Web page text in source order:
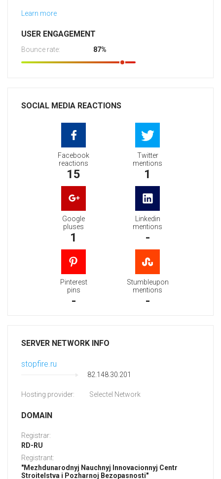
Learn more
USER ENGAGEMENT
Bounce rate: 87%
SOCIAL MEDIA REACTIONS
Facebook
reactions
15
Twitter
mentions
1
Google
pluses
1
Linkedin
mentions
-
Pinterest
pins
-
Stumbleupon
mentions
-
SERVER NETWORK INFO
stopfire.ru
82.148.30.201
Hosting provider: Selectel Network
DOMAIN
Registrar:
RD-RU
Registrant:
"Mezhdunarodnyj Nauchnyj Innovacionnyj Centr
Stroitelstva i Pozharnoj Bezopasnosti"